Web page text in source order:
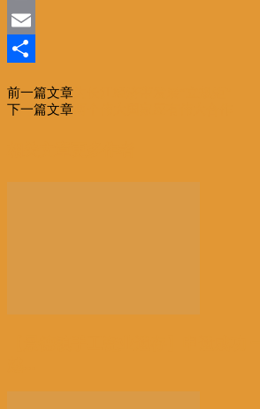
Weibo
Print
Email
享
前一篇文章
下一篇文章